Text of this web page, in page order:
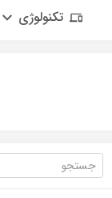
تکنولوژی